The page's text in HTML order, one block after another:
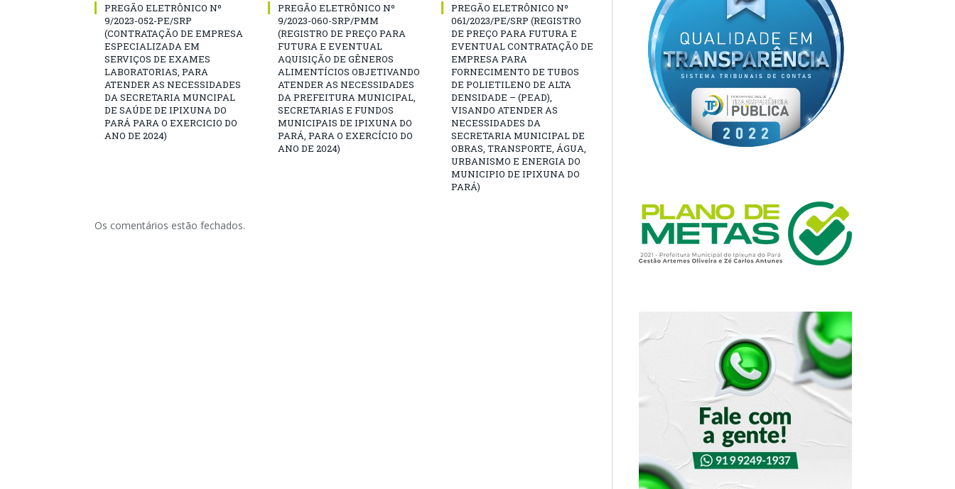
PREGÃO ELETRÔNICO Nº
9/2023-052-PE/SRP
(CONTRATAÇÃO DE EMPRESA
ESPECIALIZADA EM
SERVIÇOS DE EXAMES
LABORATORIAS, PARA
ATENDER AS NECESSIDADES
DA SECRETARIA MUNCIPAL
DE SAÚDE DE IPIXUNA DO
PARÁ PARA O EXERCICIO DO
ANO DE 2024)
PREGÃO ELETRÔNICO Nº
9/2023-060-SRP/PMM
(REGISTRO DE PREÇO PARA
FUTURA E EVENTUAL
AQUISIÇÃO DE GÊNEROS
ALIMENTÍCIOS OBJETIVANDO
ATENDER AS NECESSIDADES
DA PREFEITURA MUNICIPAL,
SECRETARIAS E FUNDOS
MUNICIPAIS DE IPIXUNA DO
PARÁ, PARA O EXERCÍCIO DO
ANO DE 2024)
PREGÃO ELETRÔNICO Nº
061/2023/PE/SRP (REGISTRO
DE PREÇO PARA FUTURA E
EVENTUAL CONTRATAÇÃO DE
EMPRESA PARA
FORNECIMENTO DE TUBOS
DE POLIETILENO DE ALTA
DENSIDADE – (PEAD),
VISANDO ATENDER AS
NECESSIDADES DA
SECRETARIA MUNICIPAL DE
OBRAS, TRANSPORTE, ÁGUA,
URBANISMO E ENERGIA DO
MUNICIPIO DE IPIXUNA DO
PARÁ)
Os comentários estão fechados.